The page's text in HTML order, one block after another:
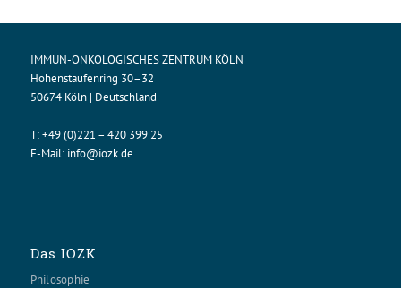
IMMUN-ONKOLOGISCHES ZENTRUM KÖLN
Hohenstaufenring 30–32
50674 Köln | Deutschland
T:+49 (0)221 – 420 399 25
E-Mail: info@iozk.de
Das IOZK
Philosophie